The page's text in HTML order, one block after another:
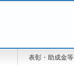
表彰・助成金等